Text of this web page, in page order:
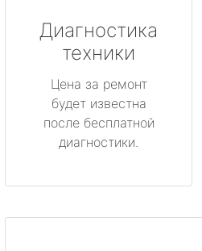
Диагностика
техники
Цена за ремонт
будет известна
после бесплатной
диагностики.